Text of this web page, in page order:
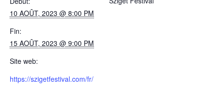
10 AOÛT, 2023 @ 8:00 PM
Fin:
15 AOÛT, 2023 @ 9:00 PM
Site web:
https://szigetfestival.com/fr/